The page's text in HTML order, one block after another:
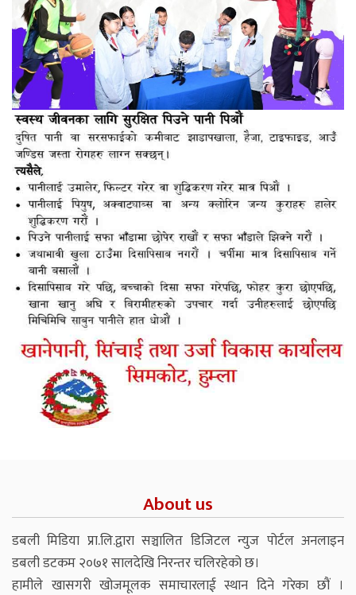
About us
डबली मिडिया प्रा.लि.द्वारा सञ्चालित डिजिटल न्युज पोर्टल अनलाइन
डबली डटकम २०७१ सालदेखि निरन्तर चलिरहेको छ।
हामीले खासगरी खोजमूलक समाचारलाई स्थान दिने गरेका छौं ।